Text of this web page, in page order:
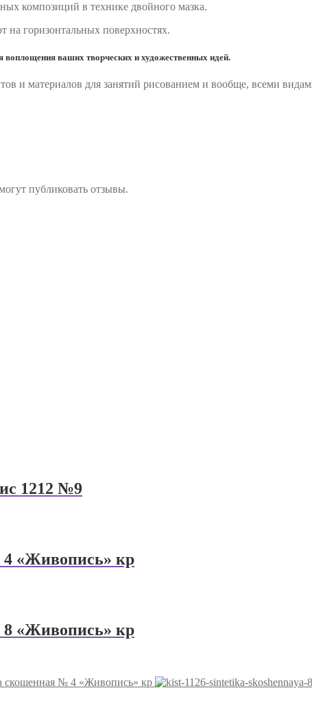
композиций в технике двойного мазка.
на горизонтальных поверхностях.
ваших творческих и художественных идей.
и материалов для занятий рисованием и вообще, всеми
публиковать отзывы.
1212 №9
«Живопись» кр
«Живопись» кр
скошенная № 4 «Живопись» кр